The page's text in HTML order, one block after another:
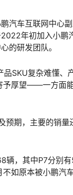
汽车互联网中心
年初加入小鹏
的研发团队。
SKU复杂难懂、
予厚望——一方面
期，主要的销量
辆，其中P7分别
如原本被小鹏汽